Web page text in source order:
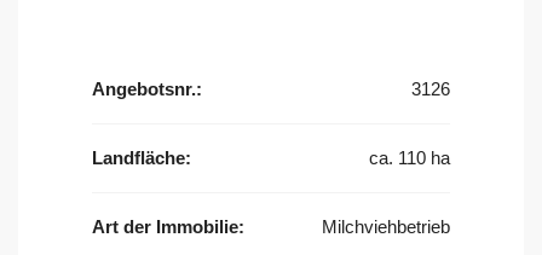
Angebotsnr.: 3126
Landfläche: ca. 110 ha
Art der Immobilie: Milchviehbetrieb